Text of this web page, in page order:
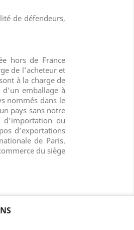
de défendeurs,
hors de France
de l’acheteur et
à la charge de
emballage à
nommés dans le
pays sans notre
ou
d’exportations
de Paris.
du siège